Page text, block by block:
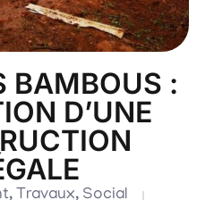
BAMBOUS :
D’UNE
, Travaux, Social